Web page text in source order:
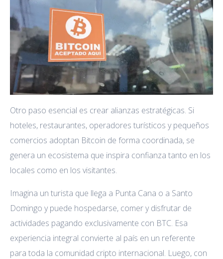
Otro paso esencial es crear alianzas estratégicas. Si
hoteles, restaurantes, operadores turísticos y pequeños
comercios adoptan Bitcoin de forma coordinada, se
genera un ecosistema que inspira confianza tanto en los
locales como en los visitantes.
Imagina un turista que llega a Punta Cana o a Santo
Domingo y puede hospedarse, comer y disfrutar de
actividades pagando exclusivamente con BTC. Esa
experiencia integral convierte al país en un referente
para toda la comunidad cripto internacional. Luego, con